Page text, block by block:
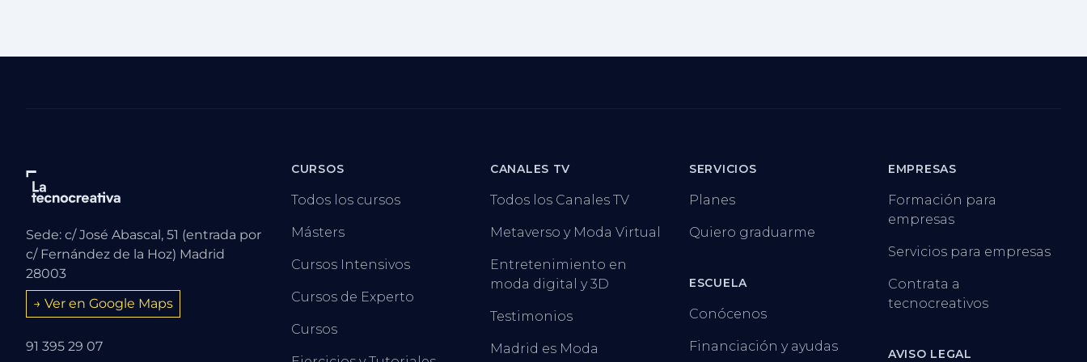
Sede: c/ José Abascal, 51 (entrada por
c/ Fernández de la Hoz) Madrid
28003
→ Ver en Google Maps
91 395 29 07
CURSOS
Todos los cursos
Másters
Cursos Intensivos
Cursos de Experto
Cursos
CANALES TV
Todos los Canales TV
Metaverso y Moda Virtual
Entretenimiento en
moda digital y 3D
Testimonios
Madrid es Moda
SERVICIOS
Planes
Quiero graduarme
ESCUELA
Conócenos
Financiación y ayudas
EMPRESAS
Formación para
empresas
Servicios para empresas
Contrata a
tecnocreativos
AVISO LEGAL